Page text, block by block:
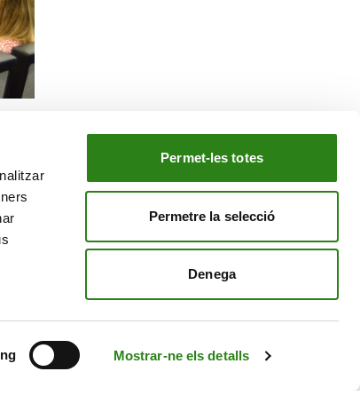
Mostrar-ne els detalls
Permet-les totes
Permetre la selecció
Denega
EL NOSTRE GRUP
Creand Wealth & Securities Luxemburg
Creand Wealth Management EE. UU.